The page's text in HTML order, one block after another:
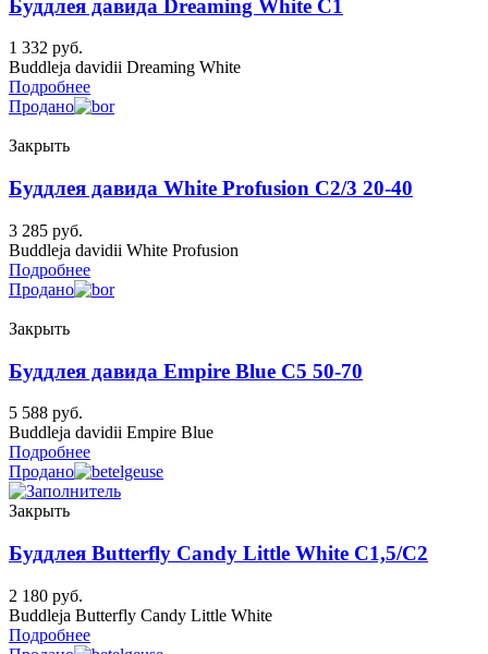
Буддлея давида Dreaming White C1
1 332 руб.
Buddleja davidii Dreaming White
Подробнее
Продано
Закрыть
Буддлея давида White Profusion C2/3 20-40
3 285 руб.
Buddleja davidii White Profusion
Подробнее
Продано
Закрыть
Буддлея давида Empire Blue C5 50-70
5 588 руб.
Buddleja davidii Empire Blue
Подробнее
Продано
Закрыть
Буддлея Butterfly Candy Little White C1,5/C2
2 180 руб.
Buddleja Butterfly Candy Little White
Подробнее